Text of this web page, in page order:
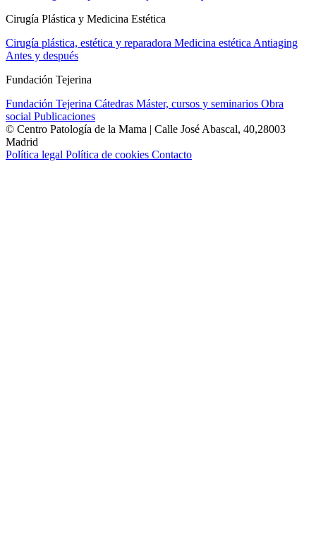
Cirugía Plástica y Medicina Estética
Cirugía plástica, estética y reparadora Medicina estética Antiaging
Antes y después
Fundación Tejerina
Fundación Tejerina Cátedras Máster, cursos y seminarios Obra
social Publicaciones
© Centro Patología de la Mama | Calle José Abascal, 40,28003
Madrid
Política legal Política de cookies Contacto